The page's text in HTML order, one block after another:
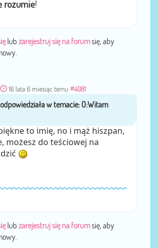
rozumie!
lub zarejestruj się na forumsię, aby
16 lata 6 miesiąc temu #4081
przezScholastyka21
to imię, no i mąż hiszpan,
możesz do teściowej na
lub zarejestruj się na forumsię, aby